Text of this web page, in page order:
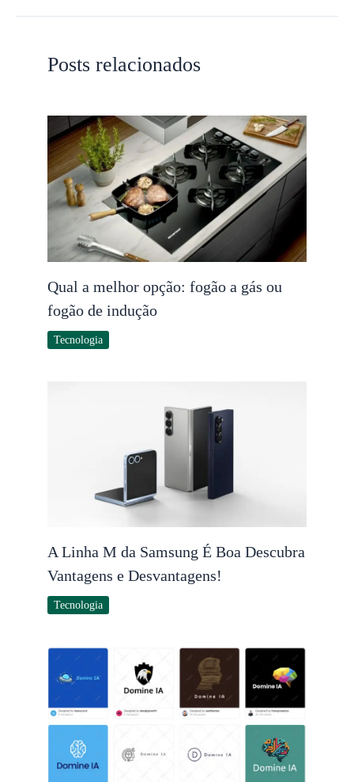
Posts relacionados
Qual a melhor opção: fogão a gás ou
fogão de indução
Tecnologia
A Linha M da Samsung É Boa Descubra
Vantagens e Desvantagens!
Tecnologia